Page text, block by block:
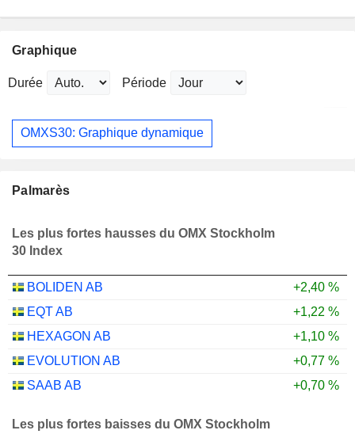
Graphique
Durée Période
OMXS30: Graphique dynamique
Palmarès
Les plus fortes hausses du OMX Stockholm
30 Index
BOLIDEN AB
+2,40 %
EQT AB
+1,22 %
HEXAGON AB
+1,10 %
EVOLUTION AB
+0,77 %
SAAB AB
+0,70 %
Les plus fortes baisses du OMX Stockholm